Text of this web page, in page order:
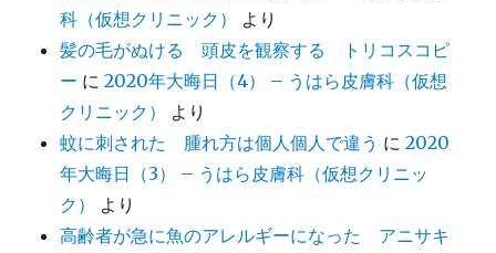
科（仮想クリニック）
より
髪の毛がぬける 頭皮を観察する トリコスコピ
ー に2020年大晦日（4） – うはら皮膚科（仮想
クリニック）
より
蚊に刺された 腫れ方は個人個人で違う に2020
年大晦日（3） – うはら皮膚科（仮想クリニッ
ク）
より
高齢者が急に魚のアレルギーになった アニサキ